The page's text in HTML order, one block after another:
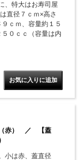
、特大はお寿司屋
直径７ｃｍ×高さ
ｃｍ、容量約１５
０ｃｃ（容量は内
（赤） ／ 【蓋
小は赤、蓋直径